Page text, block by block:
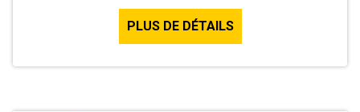
PLUS DE DÉTAILS